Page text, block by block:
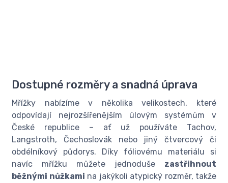
Dostupné rozměry a snadná úprava
Mřížky nabízíme v několika velikostech, které
odpovídají nejrozšířenějším úlovým systémům v
České republice – ať už používáte Tachov,
Langstroth, Čechoslovák nebo jiný čtvercový či
obdélníkový půdorys. Díky fóliovému materiálu si
navíc mřížku můžete jednoduše zastřihnout
běžnými nůžkami na jakýkoli atypický rozměr, takže